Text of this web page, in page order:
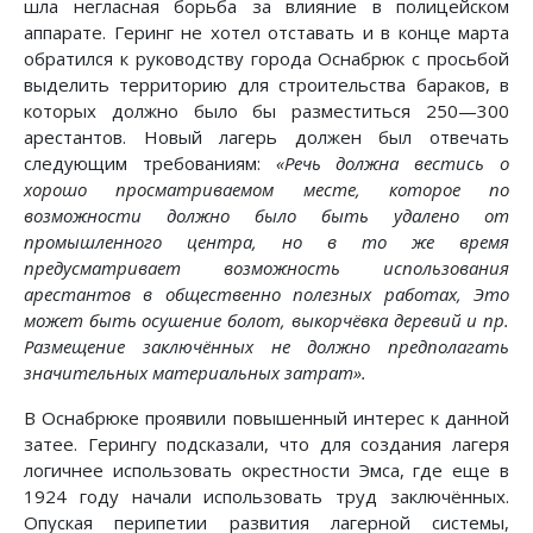
шла негласная борьба за влияние в полицейском
аппарате. Геринг не хотел отставать и в конце марта
обратился к руководству города Оснабрюк с просьбой
выделить территорию для строительства бараков, в
которых должно было бы разместиться 250—300
арестантов. Новый лагерь должен был отвечать
следующим требованиям: «Речь должна вестись о
хорошо просматриваемом месте, которое по
возможности должно было быть удалено от
промышленного центра, но в то же время
предусматривает возможность использования
арестантов в общественно полезных работах, Это
может быть осушение болот, выкорчёвка деревий и пр.
Размещение заключённых не должно предполагать
значительных материальных затрат».
В Оснабрюке проявили повышенный интерес к данной
затее. Герингу подсказали, что для создания лагеря
логичнее использовать окрестности Эмса, где еще в
1924 году начали использовать труд заключённых.
Опуская перипетии развития лагерной системы,